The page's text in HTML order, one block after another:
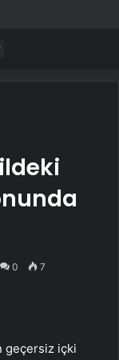
Gelişmeleri
0 7
geçersiz içki